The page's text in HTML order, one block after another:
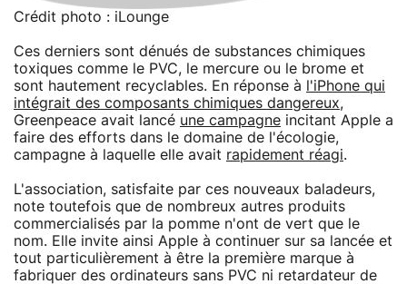
Crédit photo : iLounge
Ces derniers sont dénués de substances chimiques
toxiques comme le PVC, le mercure ou le brome et
sont hautement recyclables. En réponse à
l'iPhone qui
intégrait des composants chimiques dangereux,
Greenpeace avait lancé une campagne incitant Apple a
faire des efforts dans le domaine de l'écologie,
campagne à laquelle elle avait rapidement réagi.
L'association, satisfaite par ces nouveaux baladeurs,
note toutefois que de nombreux autres produits
commercialisés par la pomme n'ont de vert que le
nom. Elle invite ainsi Apple à continuer sur sa lancée et
tout particulièrement à être la première marque à
fabriquer des ordinateurs sans PVC ni retardateur de